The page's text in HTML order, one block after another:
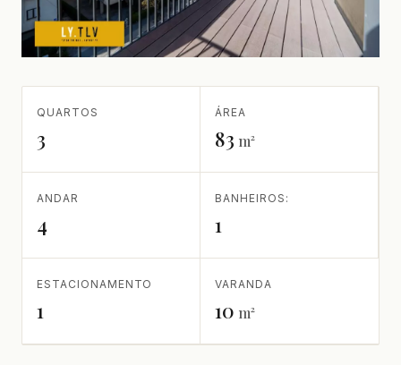
QUARTOS
3
ÁREA
83 m²
ANDAR
4
BANHEIROS:
1
ESTACIONAMENTO
1
VARANDA
10 m²